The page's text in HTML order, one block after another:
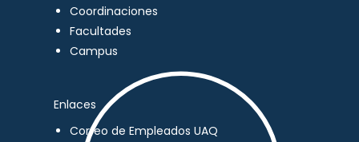
Coordinaciones
Facultades
Campus
Enlaces
Correo de Empleados UAQ